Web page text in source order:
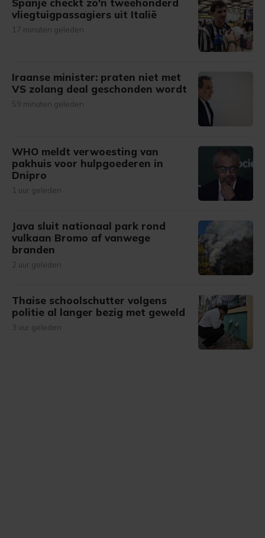
Spanje checkt zo'n tweehonderd
vliegtuigpassagiers uit Italië
17 minuten geleden
Iraanse minister: praten niet met
VS zolang deal geschonden wordt
59 minuten geleden
WHO meldt verwoesting van
pakhuis voor hulpgoederen in
Dnipro
1 uur geleden
Java sluit nationaal park rond
vulkaan Bromo af vanwege
branden
2 uur geleden
Thaise schoolschutter volgens
politie al langer bezig met geweld
3 uur geleden